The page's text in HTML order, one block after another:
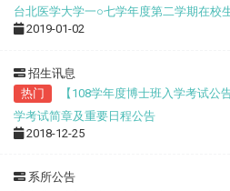
台北医学大学一○七学年度第二学期在校
2019-01-02
招生讯息
热门
【108学年度博士班入学考试公
学考试简章及重要日程公告
2018-12-25
系所公告